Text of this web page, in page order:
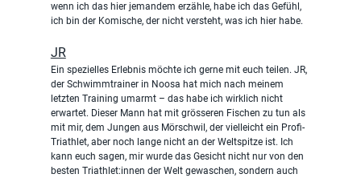
wenn ich das hier jemandem erzähle, habe ich das Gefühl,
ich bin der Komische, der nicht versteht, was ich hier habe.
JR
Ein spezielles Erlebnis möchte ich gerne mit euch teilen. JR,
der Schwimmtrainer in Noosa hat mich nach meinem
letzten Training umarmt – das habe ich wirklich nicht
erwartet. Dieser Mann hat mit grösseren Fischen zu tun als
mit mir, dem Jungen aus Mörschwil, der vielleicht ein Profi-
Triathlet, aber noch lange nicht an der Weltspitze ist. Ich
kann euch sagen, mir wurde das Gesicht nicht nur von den
besten Triathlet:innen der Welt gewaschen, sondern auch